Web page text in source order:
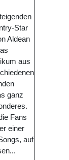
Star
Aldean
aus
ganz
Fans
einer
auf